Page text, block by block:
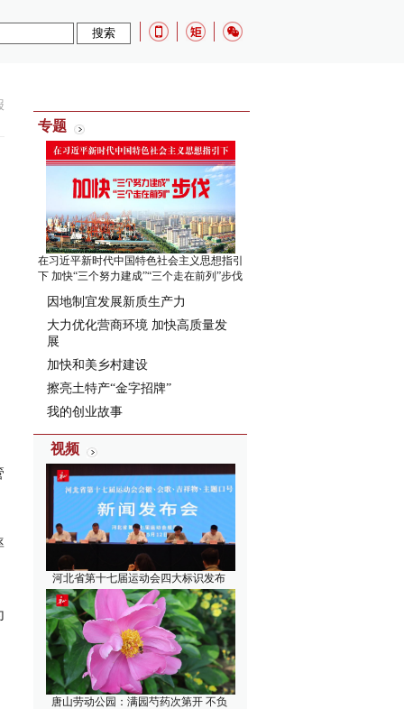
专题
在习近平新时代中国特色社会主义思想指引
下 加快“三个努力建成”“三个走在前列”步伐
因地制宜发展新质生产力
大力优化营商环境 加快高质量发
展
加快和美乡村建设
擦亮土特产“金字招牌”
我的创业故事
视频
河北省第十七届运动会四大标识发布
唐山劳动公园：满园芍药次第开 不负